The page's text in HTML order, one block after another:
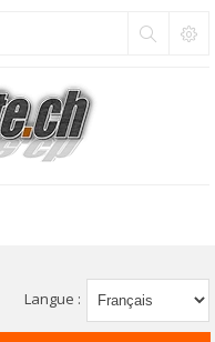
Langue :